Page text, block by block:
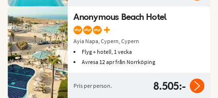
Anonymous Beach Hotel
+
Ayia Napa, Cypern, Cypern
Flyg + hotell, 1 vecka
Avresa 12 apr från Norrköping
Pris per person. 8.505:-